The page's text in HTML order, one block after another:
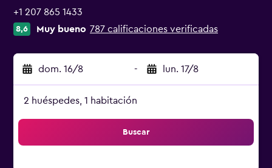
+1 207 865 1433
8,6 Muy bueno 787 calificaciones verificadas
dom. 16/8 - lun. 17/8
2 huéspedes, 1 habitación
Buscar